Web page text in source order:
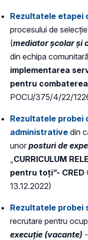
Rezultatele etapei
procesului de
(mediator școlar și
din echipa
implementarea
pentru
POCU/375/4/22/
Rezultatele probei
administrative din
unor posturi de
CURRICULUM
pentru toți”- CRED
13.12.2022)
Rezultatele probei
recrutare pentru
execuție (vacante) -